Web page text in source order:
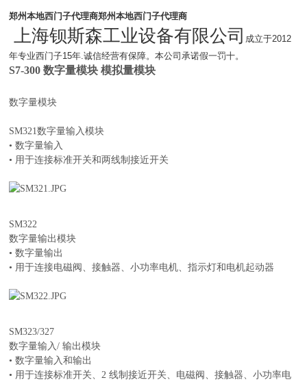
郑州本地西门子代理商郑州本地西门子代理商
上海钡斯森工业设备有限公司 成立于2012
年专业西门子15年.诚信经营有保障。本公司承诺假一罚十。
S7-300 数字量模块 模拟量模块
数字量模块
SM321数字量输入模块
• 数字量输入
• 用于连接标准开关和两线制接近开关
SM322
数字量输出模块
• 数字量输出
• 用于连接电磁阀、接触器、小功率电机、指示灯和电机起动器
SM323/327
数字量输入/ 输出模块
• 数字量输入和输出
• 用于连接标准开关、2 线制接近开关、电磁阀、接触器、小功率电